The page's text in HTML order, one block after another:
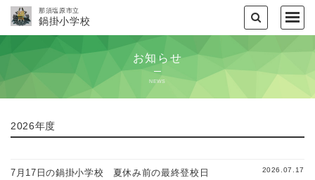
那須塩原市立
鍋掛小学校
お知らせ
NEWS
2026年度
7月17日の鍋掛小学校 夏休み前の最終登校日 2026.07.17